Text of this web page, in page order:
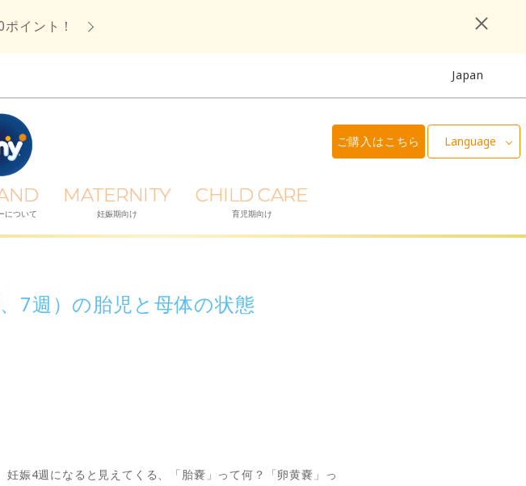
イント！
Japan
ご購入はこちら Language
について
MATERNITY
妊娠期向け
CHILD CARE
育児期向け
7週）の胎児と母体の状態
妊娠4週になると見えてくる、「胎嚢」って何？「卵黄嚢」っ